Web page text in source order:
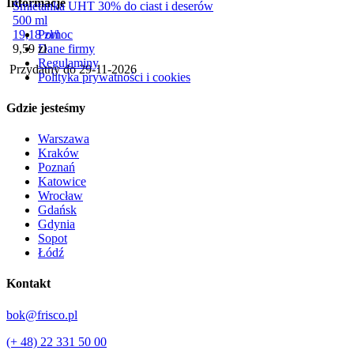
Śmietanka UHT 30% do ciast i deserów
500 ml
19,18 zł/l
Cena
9,59 zł
Przydatny do29-11-2026
Informacje
Pomoc
Dane firmy
Regulaminy
Polityka prywatności i cookies
Gdzie jesteśmy
Warszawa
Kraków
Poznań
Katowice
Wrocław
Gdańsk
Gdynia
Sopot
Łódź
Kontakt
bok@frisco.pl
(+ 48) 22 331 50 00